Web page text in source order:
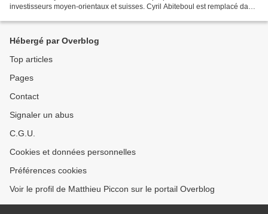
investisseurs moyen-orientaux et suisses. Cyril Abiteboul est remplacé dans
Hébergé par Overblog
Top articles
Pages
Contact
Signaler un abus
C.G.U.
Cookies et données personnelles
Préférences cookies
Voir le profil de Matthieu Piccon sur le portail Overblog